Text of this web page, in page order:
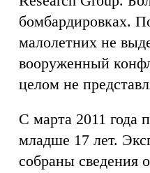
бомбардировках.
малолетних не
вооруженный
целом не
С марта 2011 года
младше 17 лет.
собраны сведения